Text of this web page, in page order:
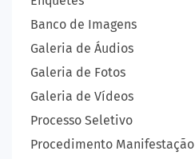
Banco de Imagens
Galeria de Áudios
Galeria de Fotos
Galeria de Vídeos
Processo Seletivo
Procedimento Manifestação